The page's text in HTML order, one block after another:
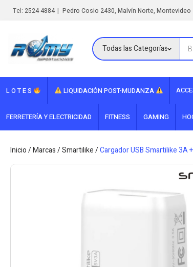
Tel: 2524 4884 | Pedro Cosio 2430, Malvín Norte, Montevideo
L O T E S LIQUIDACIÓN POST-MUDANZA
FERRETERÍA Y ELECTRICIDAD FITNESS GAMING
Inicio/Marcas/Smartilike/Cargador USB Smartilike 3A